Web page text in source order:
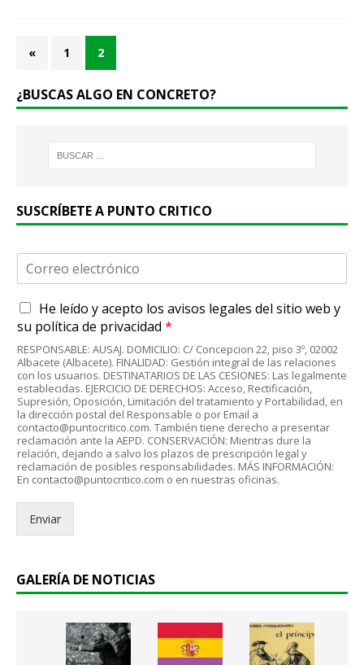
« 1 2
¿BUSCAS ALGO EN CONCRETO?
SUSCRÍBETE A PUNTO CRITICO
r
e
o
e
l
e
c
t
r
ó
n
i
c
.
A
c
e
r
d
o
R
G
P
D
*
He leído y acepto los avisos legales del sitio web y
su política de privacidad *
RESPONSABLE: AUSAJ. DOMICILIO: C/ Concepcion 22, piso 3º, 02002
Albacete (Albacete). FINALIDAD: Gestión integral de las relaciones
con los usuarios. DESTINATARIOS DE LAS CESIONES: Las legalmente
establecidas. EJERCICIO DE DERECHOS: Acceso, Rectificación,
Supresión, Oposición, Limitación del tratamiento y Portabilidad, en
la dirección postal del Responsable o por Email a
contacto@puntocritico.com. También tiene derecho a presentar
reclamación ante la AEPD. CONSERVACIÓN: Mientras dure la
relación, dejando a salvo los plazos de prescripción legal y
reclamación de posibles responsabilidades. MÁS INFORMACIÓN:
En contacto@puntocritico.com o en nuestras oficinas.
Enviar
GALERÍA DE NOTICIAS